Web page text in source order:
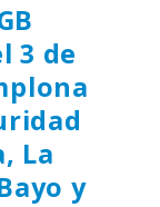
3 de
La
y